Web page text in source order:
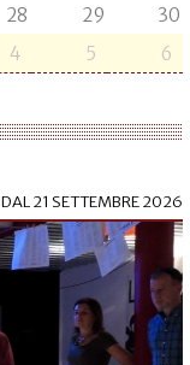
28 29
30
4 5 6
DAL21 SETTEMBRE 2026